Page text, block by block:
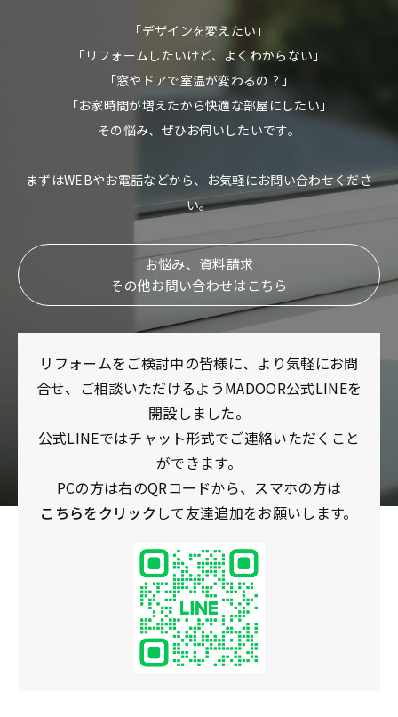
「デザインを変えたい」
「リフォームしたいけど、よくわからない」
「窓やドアで室温が変わるの？」
「お家時間が増えたから快適な部屋にしたい」
その悩み、ぜひお伺いしたいです。
まずはWEBやお電話などから、お気軽にお問い合わせくださ
い。
お悩み、資料請求
その他お問い合わせはこちら
リフォームをご検討中の皆様に、より気軽にお問
合せ、ご相談いただけるようMADOOR公式LINEを
開設しました。
公式LINEではチャット形式でご連絡いただくこと
ができます。
PCの方は右のQRコードから、スマホの方は
こちらをクリック して友達追加をお願いします。